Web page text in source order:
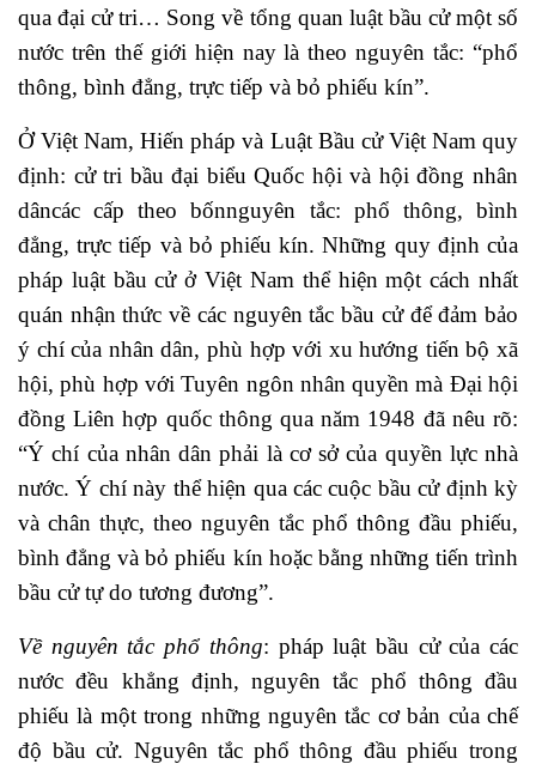
qua đại cử tri… Song về tổng quan luật bầu cử một số
nước trên thế giới hiện nay là theo nguyên tắc: “phổ
thông, bình đẳng, trực tiếp và bỏ phiếu kín”.
Ở Việt Nam, Hiến pháp và Luật Bầu cử Việt Nam quy
định: cử tri bầu đại biểu Quốc hội và hội đồng nhân
dâncác cấp theo bốnnguyên tắc: phổ thông, bình
đẳng, trực tiếp và bỏ phiếu kín. Những quy định của
pháp luật bầu cử ở Việt Nam thể hiện một cách nhất
quán nhận thức về các nguyên tắc bầu cử để đảm bảo
ý chí của nhân dân, phù hợp với xu hướng tiến bộ xã
hội, phù hợp với Tuyên ngôn nhân quyền mà Đại hội
đồng Liên hợp quốc thông qua năm 1948 đã nêu rõ:
“Ý chí của nhân dân phải là cơ sở của quyền lực nhà
nước. Ý chí này thể hiện qua các cuộc bầu cử định kỳ
và chân thực, theo nguyên tắc phổ thông đầu phiếu,
bình đẳng và bỏ phiếu kín hoặc bằng những tiến trình
bầu cử tự do tương đương”.
Về nguyên tắc phổ thông: pháp luật bầu cử của các
nước đều khẳng định, nguyên tắc phổ thông đầu
phiếu là một trong những nguyên tắc cơ bản của chế
độ bầu cử. Nguyên tắc phổ thông đầu phiếu trong